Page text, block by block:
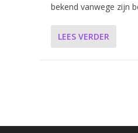
bekend vanwege zijn
LEES VERDER